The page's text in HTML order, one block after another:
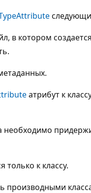
в котором
атрибут к
необходимо
к классу.
производными